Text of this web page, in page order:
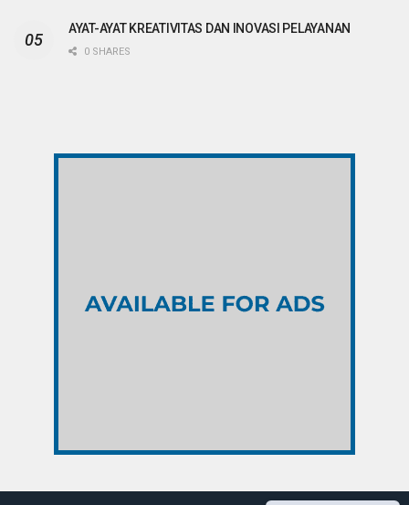
AYAT-AYAT KREATIVITAS DAN INOVASI PELAYANAN
0 SHARES